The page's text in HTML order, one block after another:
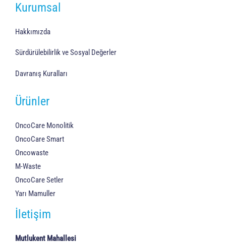
Kurumsal
Hakkımızda
Sürdürülebilirlik ve Sosyal Değerler
Davranış Kuralları
Ürünler
OncoCare Monolitik
OncoCare Smart
Oncowaste
M-Waste
OncoCare Setler
Yarı Mamuller
İletişim
Mutlukent Mahallesi